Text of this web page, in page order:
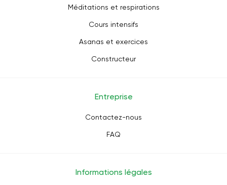
Méditations et respirations
Cours intensifs
Asanas et exercices
Constructeur
Entreprise
Contactez-nous
FAQ
Informations légales